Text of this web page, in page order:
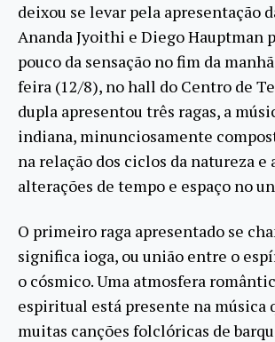
deixou se levar pela apresentação
Ananda Jyoithi e Diego Hauptman
pouco da sensação no fim da
feira (12/8), no hall do Centro de
dupla apresentou três ragas, a
indiana, minunciosamente
na relação dos ciclos da natureza e
alterações de tempo e espaço no
O primeiro raga apresentado se
significa ioga, ou união entre o
o cósmico. Uma atmosfera
espiritual está presente na música
muitas canções folclóricas de